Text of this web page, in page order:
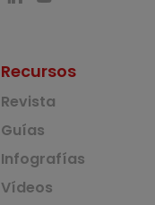
Recursos
Revista
Guías
Infografías
Vídeos